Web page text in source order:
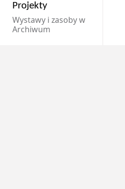
Projekty
Wystawy i zasoby w
Archiwum